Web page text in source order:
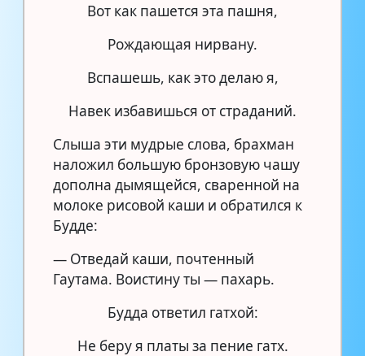
Вот как пашется эта пашня,
Рождающая нирвану.
Вспашешь, как это делаю я,
Навек избавишься от страданий.
Слыша эти мудрые слова, брахман
наложил большую бронзовую чашу
дополна дымящейся, сваренной на
молоке рисовой каши и обратился к
Будде:
— Отведай каши, почтенный
Гаутама. Воистину ты — пахарь.
Будда ответил гатхой:
Не беру я платы за пение гатх.